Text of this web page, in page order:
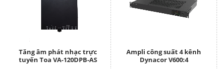
Tăng âm phát nhạc trực
tuyến Toa VA-120DPB-AS
Ampli công suất 4 kênh
Dynacor V600:4